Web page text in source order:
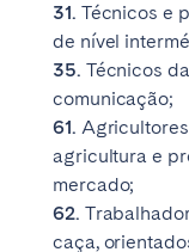
31. Técnicos e
de nível
35. Técnicos
comunicação;
61.
agricultura e
mercado;
62.
caça,